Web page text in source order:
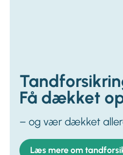
Få dækket
– og vær dækket
Læs mere om